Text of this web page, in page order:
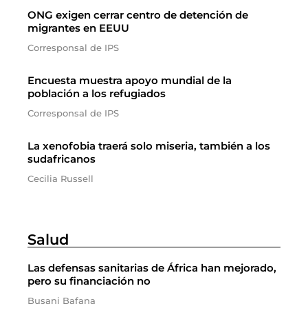
ONG exigen cerrar centro de detención de
migrantes en EEUU
Corresponsal de IPS
Encuesta muestra apoyo mundial de la
población a los refugiados
Corresponsal de IPS
La xenofobia traerá solo miseria, también a los
sudafricanos
Cecilia Russell
Salud
Las defensas sanitarias de África han mejorado,
pero su financiación no
Busani Bafana